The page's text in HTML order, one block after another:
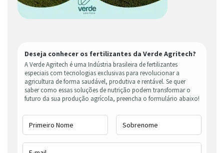
Deseja conhecer os fertilizantes da Verde Agritech?
A Verde Agritech é uma Indústria brasileira de fertilizantes
especiais com tecnologias exclusivas para revolucionar a
agricultura de forma saudável, produtiva e rentável. Se quer
saber como essas soluções de nutrição podem transformar o
futuro da sua produção agrícola, preencha o formulário abaixo!